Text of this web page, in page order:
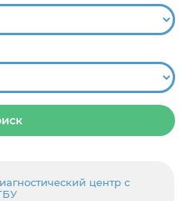
центр с